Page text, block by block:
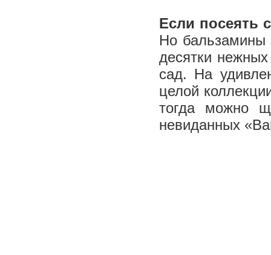
Если посеять
Но бальзамины
десятки
сад. На
целой
тогда можно
невиданных